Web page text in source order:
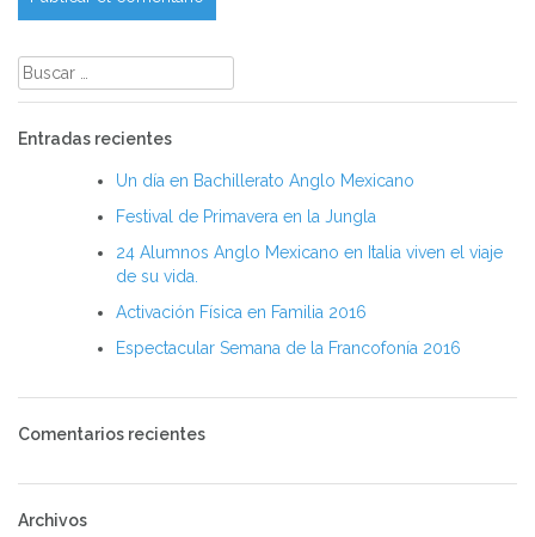
Buscar:
Entradas recientes
Un día en Bachillerato Anglo Mexicano
Festival de Primavera en la Jungla
24 Alumnos Anglo Mexicano en Italia viven el viaje
de su vida.
Activación Física en Familia 2016
Espectacular Semana de la Francofonía 2016
Comentarios recientes
Archivos